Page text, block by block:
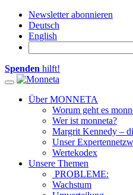
Newsletter abonnieren
Deutsch
English
Spenden hilft!
Toggle navigation
Über MONNETA
Worum geht es
Wer ist monneta?
Margrit Kennedy –
Unser
Wertekodex
Unsere Themen
PROBLEME:
Wachstum